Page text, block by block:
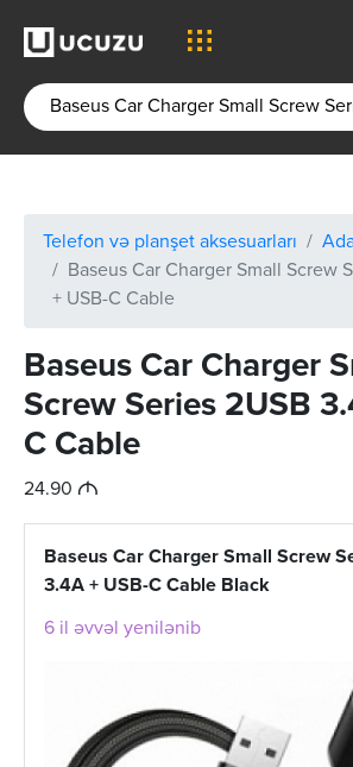
Telefon və planşet aksesuarları
Baseus Car Charger Small Screw
+ USB-C Cable
Baseus Car Charger
Screw Series 2USB
C Cable
24.90 M
Baseus Car Charger Small Screw
3.4A + USB-C Cable Black
6 il əvvəl yenilənib